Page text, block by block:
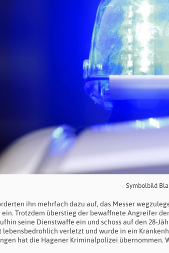
Symbolbild
ihn mehrfach dazu auf, das Messer
Trotzdem überstieg der bewaffnete Angreifer
seine Dienstwaffe ein und schoss auf den 28-
lebensbedrohlich verletzt und wurde in ein
hat die Hagener Kriminalpolizei übernommen.